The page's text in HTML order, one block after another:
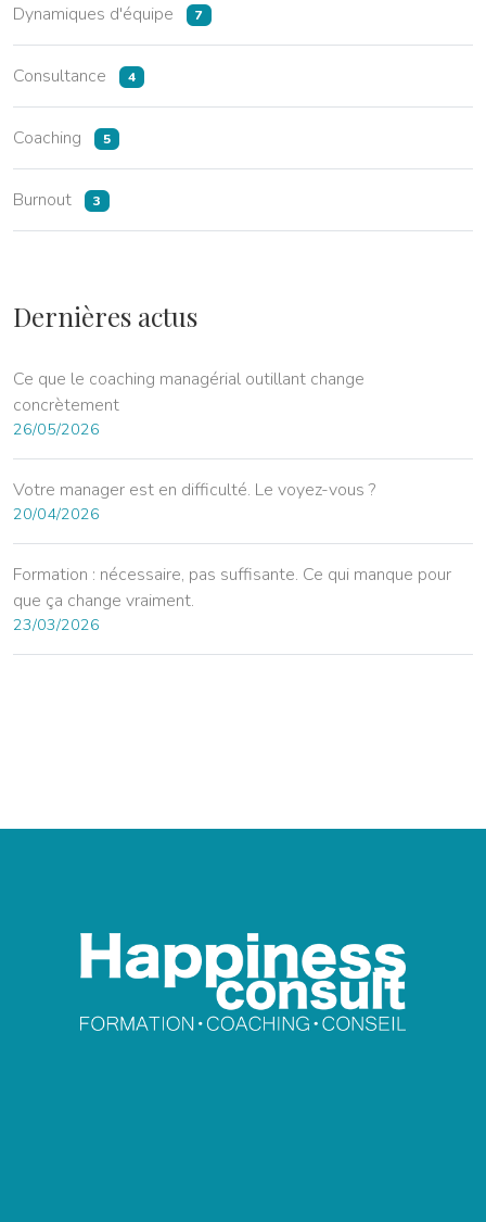
Dynamiques d'équipe 7
Consultance 4
Coaching 5
Burnout 3
Dernières actus
Ce que le coaching managérial outillant change
concrètement
26/05/2026
Votre manager est en difficulté. Le voyez-vous ?
20/04/2026
Formation : nécessaire, pas suffisante. Ce qui manque pour
que ça change vraiment.
23/03/2026